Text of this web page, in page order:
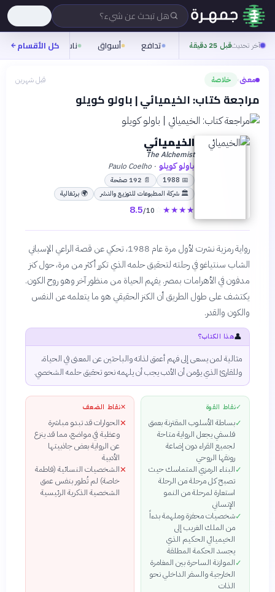
هل تبحث عن شيء؟
آخر تحديثقبل 25 دقيقة تدافع أسواق ناس روح
كل الأقسام
معنى› خلاصة قبل شهرين
مراجعة كتاب: الخيميائي | باولو كويلو
الخيميائي
The Alchemist
باولو كويلو ·
Paulo Coelho
📅
1988
📄
192 صفحة
🏛 شركة المطبوعات للتوزيع والنشر 🌍برتغالية
★
★
★
★
8.5/10
رواية رمزية نشرت لأول مرة عام 1988، تحكي عن قصة الراعي الإسباني
الشاب سنتياغو في رحلته لتحقيق حلمه الذي تكرر أكثر من مرة، حول كنز
مدفون في الأهرامات بمصر. يفهم الحياة من منظور آخر وهو روح الكون.
يكتشف على طول الطريق أن الكنز الحقيقي هو ما يتعلمه عن النفس
والكون والقدر.
👤هذا الكتاب؟
مثالية لمن يسعى إلى فهم أعمق لذاته والباحثين عن المعنى في الحياة،
وللقارئ الذي يؤمن أن الأدب يجب أن يلهمه نحو تحقيق حلمه الشخصي.
✓نقاط القوة
✓بساطة الأسلوب المقترنة بعمق
فلسفي يجعل الرواية متاحة
لجميع القراء دون إضاعة
رونقها الروحي
✓البناء الرمزي المتماسك حيث
تصبح كل مرحلة من الرحلة
استعارة لمرحلة من النمو
الإنساني
✓شخصيات محفزة وملهمة بدءاً
من الملك الغريب إلى
الخيميائي الحكيم الذي
يجسد الحكمة المطلقة
✓الموازنة الساحرة بين المغامرة
الخارجية والسفر الداخلي نحو
الذات
✕نقاط الضعف
✕الحوارات قد تبدو مباشرة
وعظية في مواضع، مما قد ينزع
عن الرواية بعض جاذبيتها
الأدبية
✕الشخصيات النسائية (فاطمة
خاصة) لم تُطور بنفس عمق
الشخصية الذكرية الرئيسية